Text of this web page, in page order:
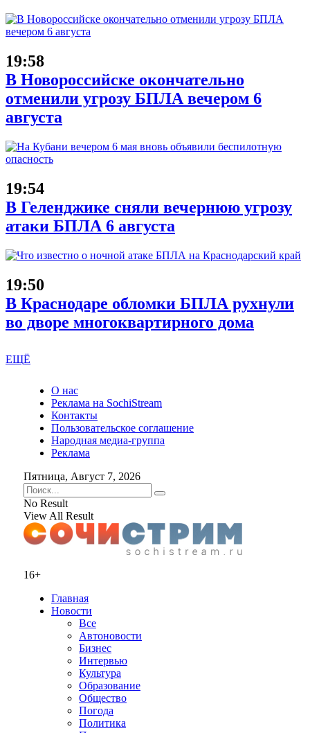
19:58
В Новороссийске окончательно
отменили угрозу БПЛА вечером 6
августа
19:54
В Геленджике сняли вечернюю угрозу
атаки БПЛА 6 августа
19:50
В Краснодаре обломки БПЛА рухнули
во дворе многоквартирного дома
ЕЩЁ
О нас
Реклама на SochiStream
Контакты
Пользовательское соглашение
Народная медиа-группа
Реклама
Пятница, Август 7, 2026
No Result
View All Result
16+
Главная
Новости
Все
Автоновости
Бизнес
Интервью
Культура
Образование
Общество
Погода
Политика